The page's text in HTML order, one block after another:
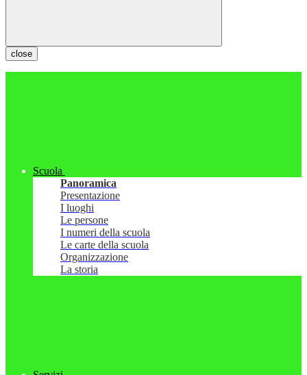
close
Scuola
Panoramica
Presentazione
I luoghi
Le persone
I numeri della scuola
Le carte della scuola
Organizzazione
La storia